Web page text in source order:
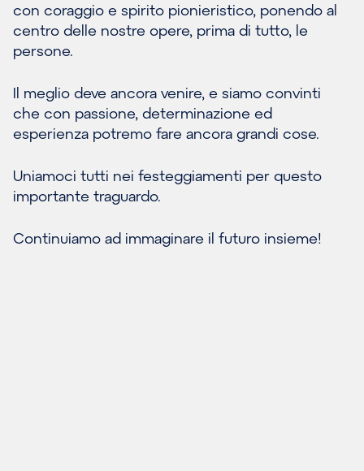
con coraggio e spirito pionieristico, ponendo al
centro delle nostre opere, prima di tutto, le
persone.
Il meglio deve ancora venire, e siamo convinti
che con passione, determinazione ed
esperienza potremo fare ancora grandi cose.
Uniamoci tutti nei festeggiamenti per questo
importante traguardo.
Continuiamo ad immaginare il futuro insieme!